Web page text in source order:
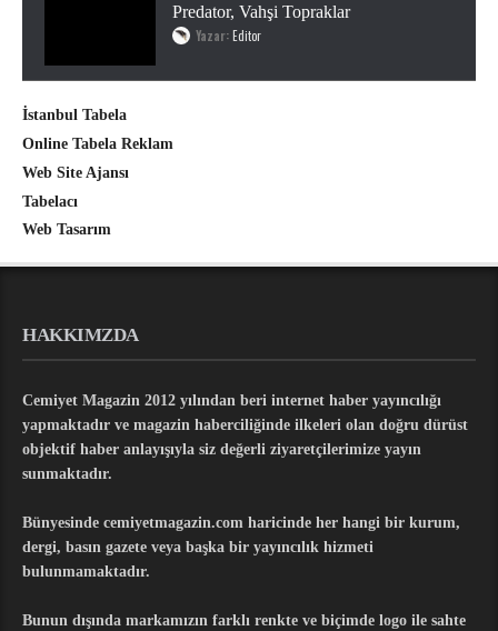
Predator, Vahşi Topraklar
Yazar:Editor
İstanbul Tabela
Online Tabela Reklam
Web Site Ajansı
Tabelacı
Web Tasarım
HAKKIMZDA
Cemiyet Magazin 2012 yılından beri internet haber yayıncılığı
yapmaktadır ve magazin haberciliğinde ilkeleri olan doğru dürüst
objektif haber anlayışıyla siz değerli ziyaretçilerimize yayın
sunmaktadır.
Bünyesinde cemiyetmagazin.com haricinde her hangi bir kurum,
dergi, basın gazete veya başka bir yayıncılık hizmeti
bulunmamaktadır.
Bunun dışında markamızın farklı renkte ve biçimde logo ile sahte